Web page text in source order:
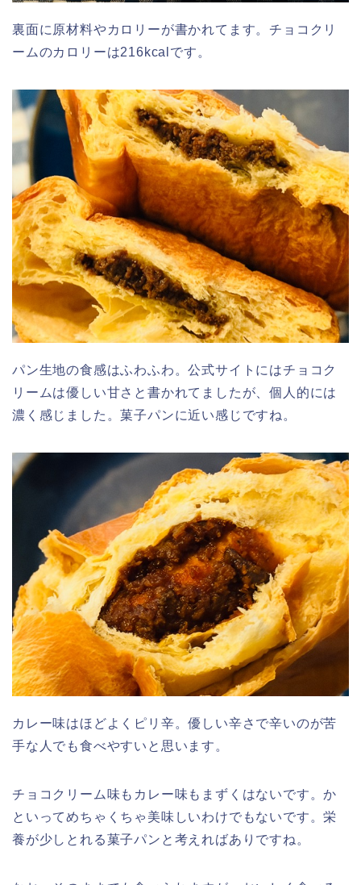
裏面に原材料やカロリーが書かれてます。チョコクリ
ームのカロリーは216kcalです。
パン生地の食感はふわふわ。公式サイトにはチョコク
リームは優しい甘さと書かれてましたが、個人的には
濃く感じました。菓子パンに近い感じですね。
カレー味はほどよくピリ辛。優しい辛さで辛いのが苦
手な人でも食べやすいと思います。
チョコクリーム味もカレー味もまずくはないです。か
といってめちゃくちゃ美味しいわけでもないです。栄
養が少しとれる菓子パンと考えればありですね。